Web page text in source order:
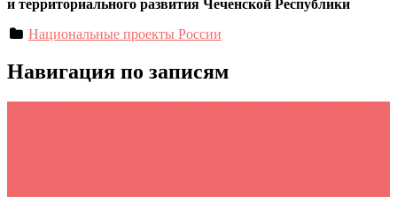
и территориального развития Чеченской Республики
Национальные проекты России
Навигация по записям